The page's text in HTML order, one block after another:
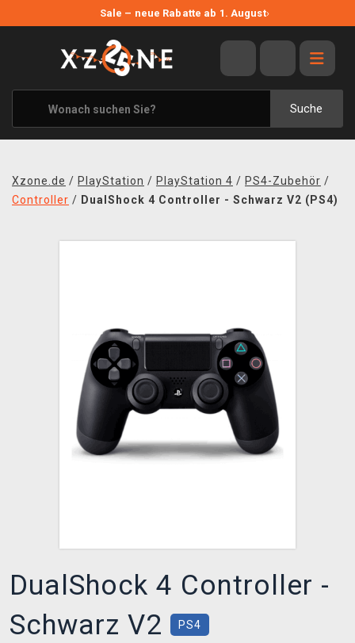
Sale – neue Rabatte ab 1. August›
Suche
ANGEBOTE
ALLE MARKEN
XZONE ORIGINALS
KLEIDUNG & ACCESSOIRES
BÜCHER & COMICS
XZONE CLUB
Xzone.de / PlayStation / PlayStation 4 / PS4-Zubehör /
Controller / DualShock 4 Controller - Schwarz V2 (PS4)
DualShock 4 Controller -
Schwarz V2
PS4